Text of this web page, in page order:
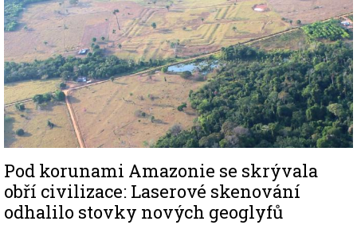
Pod korunami Amazonie se skrývala
obří civilizace: Laserové skenování
odhalilo stovky nových geoglyfů